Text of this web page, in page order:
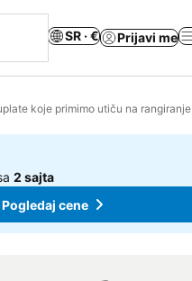
SR · € Prijavi me
koje primimo utiču na rangiranje
2 sajta
Pogledaj cene